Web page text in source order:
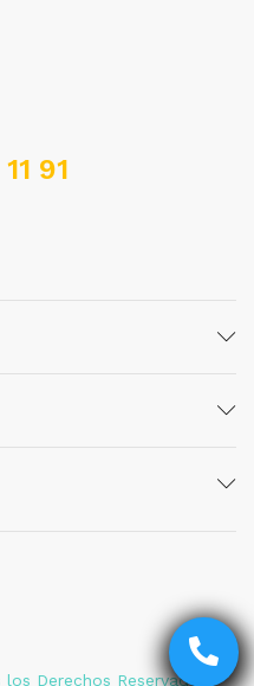
91
Derechos Reservados